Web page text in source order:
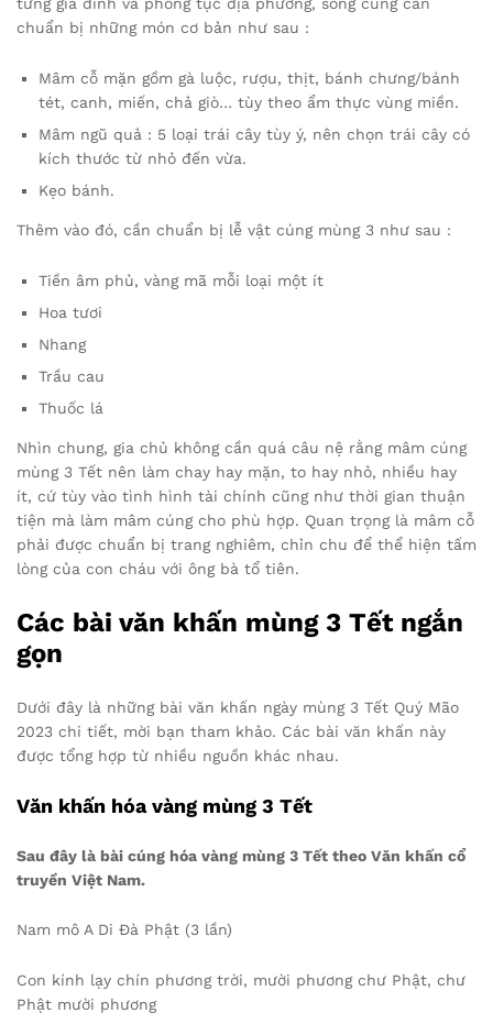
chuẩn bị những món cơ bản như sau :
Mâm cỗ mặn gồm gà luộc, rượu, thịt, bánh chưng/bánh
tét, canh, miến, chả giò… tùy theo ẩm thực vùng miền.
Mâm ngũ quả : 5 loại trái cây tùy ý, nên chọn trái cây có
kích thước từ nhỏ đến vừa.
Kẹo bánh.
Thêm vào đó, cần chuẩn bị lễ vật cúng mùng 3 như sau :
Tiền âm phủ, vàng mã mỗi loại một ít
Hoa tươi
Nhang
Trầu cau
Thuốc lá
Nhìn chung, gia chủ không cần quá câu nệ rằng mâm cúng
mùng 3 Tết nên làm chay hay mặn, to hay nhỏ, nhiều hay
ít, cứ tùy vào tình hình tài chính cũng như thời gian thuận
tiện mà làm mâm cúng cho phù hợp. Quan trọng là mâm cỗ
phải được chuẩn bị trang nghiêm, chỉn chu để thể hiện tấm
lòng của con cháu với ông bà tổ tiên.
Các bài văn khấn mùng 3 Tết ngắn
gọn
Dưới đây là những bài văn khấn ngày mùng 3 Tết Quý Mão
2023 chi tiết, mời bạn tham khảo. Các bài văn khấn này
được tổng hợp từ nhiều nguồn khác nhau.
Văn khấn hóa vàng mùng 3 Tết
Sau đây là bài cúng hóa vàng mùng 3 Tết theo Văn khấn cổ
truyền Việt Nam.
Nam mô A Di Đà Phật (3 lần)
Con kính lạy chín phương trời, mười phương chư Phật, chư
Phật mười phương